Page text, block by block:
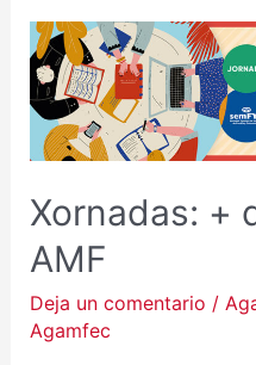
Xornadas: +
AMF
Deja un comentario /
Agamfec
+
DE
15
AMF